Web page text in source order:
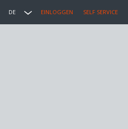
DE EINLOGGEN SELF SERVICE